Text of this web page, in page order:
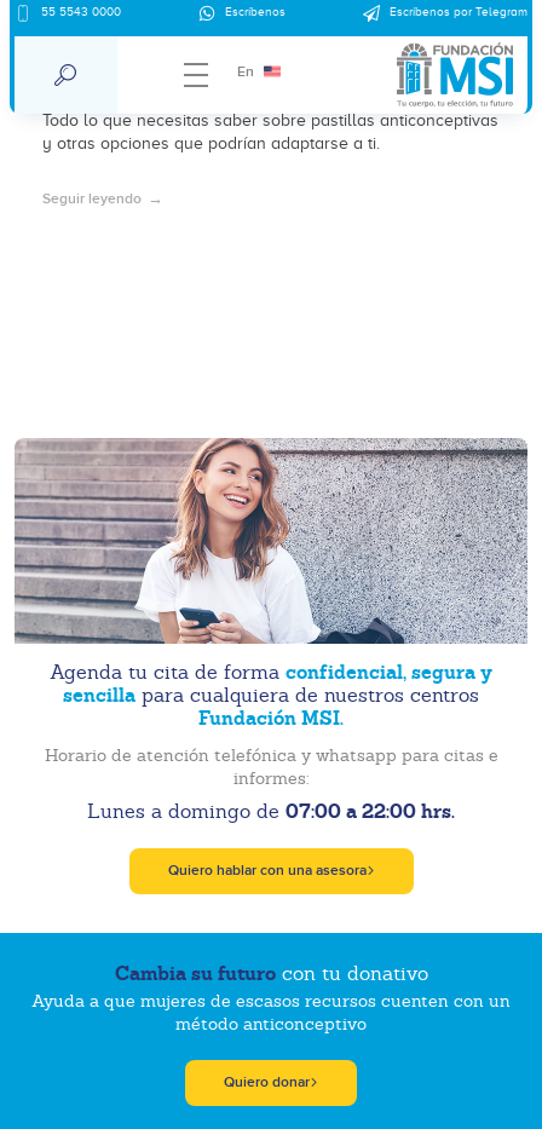
55 5543 0000 Escríbenos Escríbenos por Telegram
En
Pastillas anticonceptivas: guía completa
y cómo saber cuáles son para ti
Todo lo que necesitas saber sobre pastillas anticonceptivas
y otras opciones que podrían adaptarse a ti.
Seguir leyendo
Agenda tu cita de forma confidencial, segura y
sencilla para cualquiera de nuestros centros
Fundación MSI.
Horario de atención telefónica y whatsapp para citas e
informes:
Lunes a domingo de 07:00 a 22:00 hrs.
Quiero hablar con una asesora
Cambia su futurocon tu donativo
Ayuda a que mujeres de escasos recursos cuenten con un
método anticonceptivo
Quiero donar